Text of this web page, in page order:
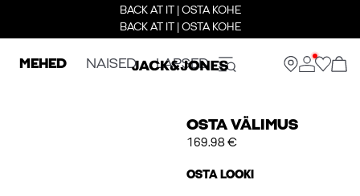
BACK AT IT | OSTA KOHE
BACK AT IT | OSTA KOHE
MEHED NAISED LAPSED
OSTA VÄLIMUS
169.98 €
OSTA LOOKI